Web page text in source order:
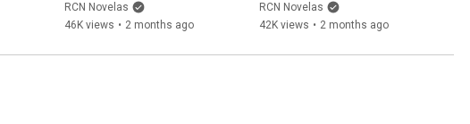
RCN Novelas
46K views • 2 months ago
RCN Novelas
42K views • 2 months ago